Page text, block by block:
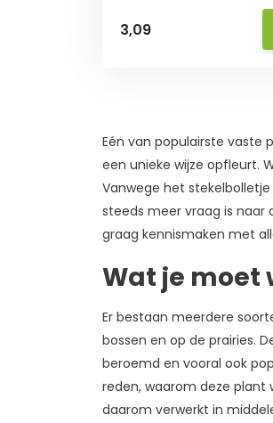
3,09
Eén van populairste vaste
een unieke wijze opfleurt.
Vanwege het
steeds meer vraag is naar
graag kennismaken met
Wat je moet
Er bestaan meerdere
bossen en op de prairies.
beroemd en vooral ook
reden, waarom deze plant
daarom verwerkt in